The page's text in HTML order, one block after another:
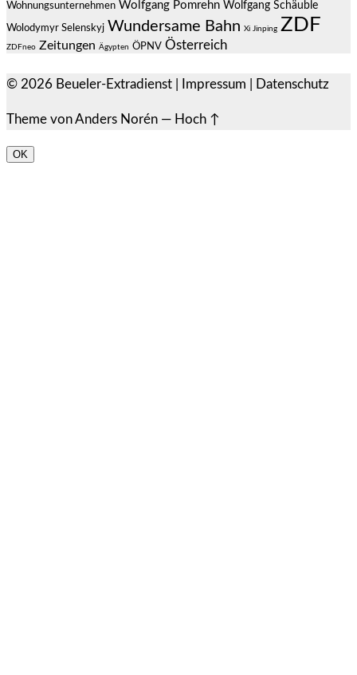
Wohnungsunternehmen Wolfgang Pomrehn Wolfgang Schäuble
Wolodymyr Selenskyj Wundersame Bahn Xi Jinping ZDF
ZDFneo Zeitungen Ägypten ÖPNV Österreich
© 2026 Beueler-Extradienst Impressum Datenschutz
Theme vonAnders Norén — Hoch ↑
OK